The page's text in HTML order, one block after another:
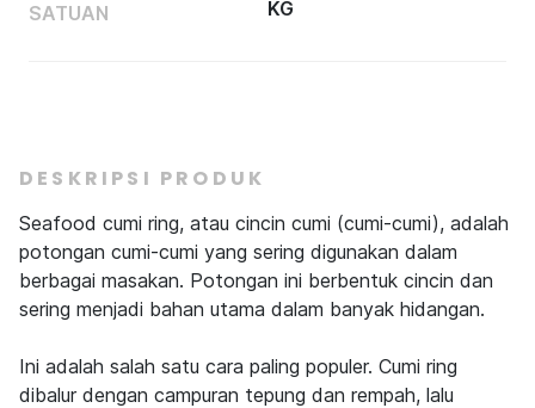
SATUAN KG
DESKRIPSI PRODUK
Seafood cumi ring, atau cincin cumi (cumi-cumi), adalah
potongan cumi-cumi yang sering digunakan dalam
berbagai masakan. Potongan ini berbentuk cincin dan
sering menjadi bahan utama dalam banyak hidangan.
Ini adalah salah satu cara paling populer. Cumi ring
dibalur dengan campuran tepung dan rempah, lalu